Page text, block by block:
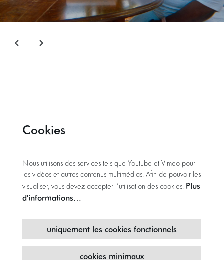
Cookies
Nous utilisons des services tels que Youtube et Vimeo pour
les vidéos et autres contenus multimédias. Afin de pouvoir les
visualiser, vous devez accepter l’utilisation des cookies. Plus
d'informations…
uniquement les cookies fonctionnels
cookies minimaux